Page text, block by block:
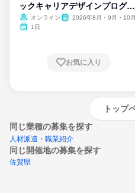
ックキャリアデザインプログラ
ム
オンライン
2026年8月・9月・10月
1日
お気に入り
トップ
同じ業種の募集を探す
人材派遣・職業紹介
同じ開催地の募集を探す
佐賀県